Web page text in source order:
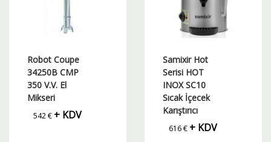
Robot Coupe
34250B CMP
350 V.V. El
Mikseri
542€ + KDV
Samixir Hot
Serisi HOT
INOX SC10
Sıcak İçecek
Karıştırıcı
616€ + KDV